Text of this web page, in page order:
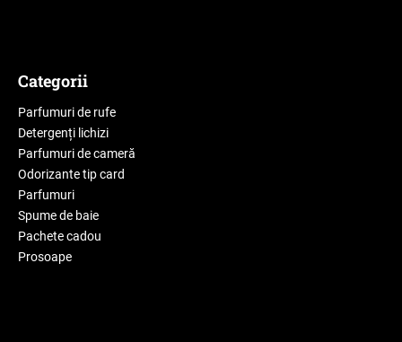
Categorii
Parfumuri de rufe
Detergenți lichizi
Parfumuri de cameră
Odorizante tip card
Parfumuri
Spume de baie
Pachete cadou
Prosoape